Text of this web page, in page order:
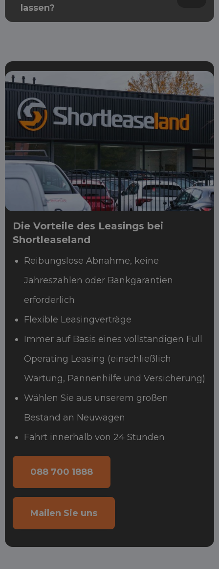
lassen?
Die Vorteile des Leasings bei
Shortleaseland
Reibungslose Abnahme, keine
Jahreszahlen oder Bankgarantien
erforderlich
Flexible Leasingverträge
Immer auf Basis eines vollständigen Full
Operating Leasing (einschließlich
Wartung, Pannenhilfe und Versicherung)
Wählen Sie aus unserem großen
Bestand an Neuwagen
Fahrt innerhalb von 24 Stunden
088 700 1888
Mailen Sie uns